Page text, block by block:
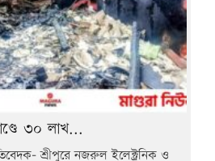
৩০ লাখ...
শ্রীপুরে নজরুল ইলেক্ট্রনিক ও